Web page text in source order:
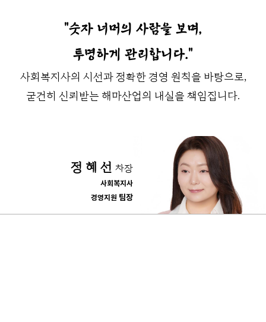
"숫자 너머의 사람을 보며,
투명하게 관리합니다."
사회복지사의 시선과 정확한 경영 원칙을 바탕으로,
굳건히 신뢰받는 해마산업의 내실을 책임집니다.
정 혜 선 차장
사회복지사
경영지원 팀장